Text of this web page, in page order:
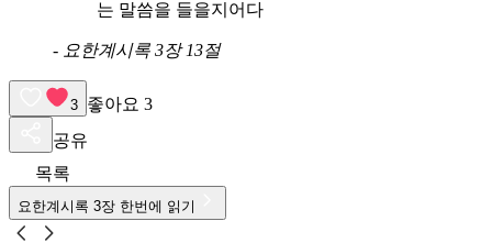
는 말씀을 들을지어다
- 요한계시록 3장 13절
3 좋아요 3
공유
목록
요한계시록 3장 한번에 읽기